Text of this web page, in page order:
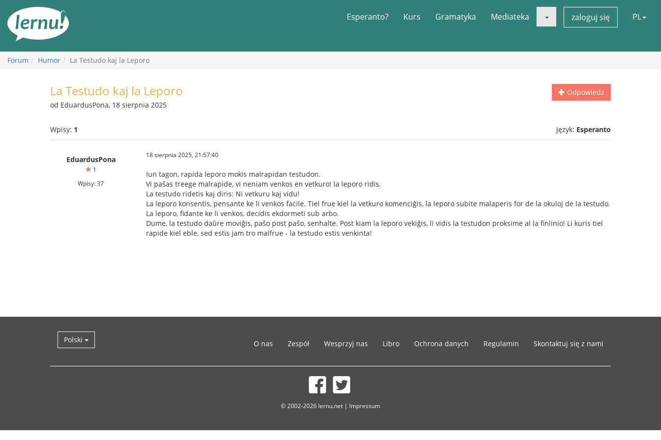
Esperanto? Kurs Gramatyka Mediateka zaloguj się PL
Forum Humor La Testudo kaj la Leporo
Odpowiedz
La Testudo kaj la Leporo
od EduardusPona, 18 sierpnia 2025
Wpisy: 1 Język: Esperanto
EduardusPona
1
Wpisy: 37
18 sierpnia 2025, 21:57:40
Iun tagon, rapida leporo mokis malrapidan testudon.
Vi paŝas treege malrapide, vi neniam venkos en vetkuro! la leporo ridis.
La testudo ridetis kaj diris: Ni vetkuru kaj vidu!
La leporo konsentis, pensante ke li venkos facile. Tiel frue kiel la vetkuro komenciĝis, la leporo subite malaperis for de la okuloj de la testudo.
La leporo, fidante ke li venkos, decidis ekdormeti sub arbo.
Dume, la testudo daŭre moviĝis, paŝo post paŝo, senhalte. Post kiam la leporo vekiĝis, li vidis la testudon proksime al la finlinio! Li kuris tiel
rapide kiel eble, sed estis jam tro malfrue - la testudo estis venkinta!
Polski O nas Zespół Wesprzyj nas Libro Ochrona danych Regulamin Skontaktuj się z nami
© 2002-2026 lernu.net | Impressum